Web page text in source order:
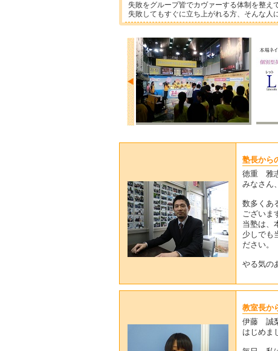
失敗をグループ皆でカヴァーする体制を整え
失敗してもすぐに立ち上がれる方、そんな人
塾長から
徳重 雅
みなさん
数多くあ
ございま
当塾は、
少しでも
ださい。
やる気の
教室長か
伊藤 誠
はじめま